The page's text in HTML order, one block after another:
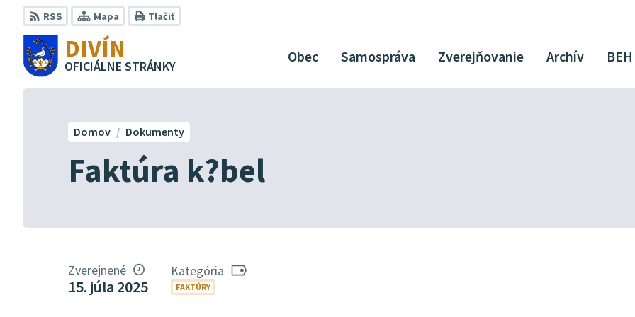
Preskočiť
na
obsah
RSS Mapa Tlačiť
DIVÍN
OFICIÁLNE STRÁNKY
Obec Samospráva Zverejňovanie Archív BEH
Faktúra k?bel
Domov Dokumenty
Zverejnené
15. júla 2025
Kategória
FAKTÚRY